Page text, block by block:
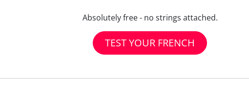
Absolutely free - no strings attached.
TEST YOUR FRENCH